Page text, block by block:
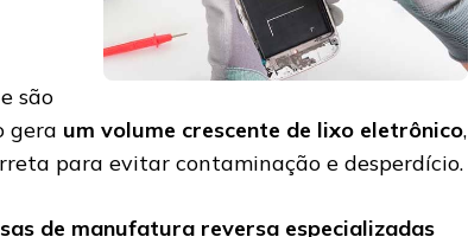
são
gera um volume crescente de lixo eletrônico,
para evitar contaminação e desperdício.
de manufatura reversa especializadas